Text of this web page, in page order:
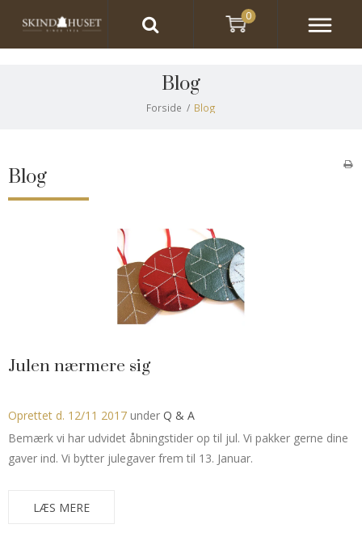
Blog
Forside / Blog
Blog
Julen nærmere sig
Oprettet d. 12/11 2017 under Q & A
Bemærk vi har udvidet åbningstider op til jul. Vi pakker gerne dine
gaver ind. Vi bytter julegaver frem til 13. Januar.
LÆS MERE
0